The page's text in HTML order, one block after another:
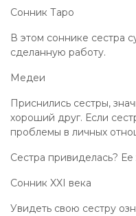
Сонник Таро
В этом соннике сестра
сделанную работу.
Медеи
Приснились сестры,
хороший друг. Если
проблемы в личных
Сестра привиделась?
Сонник XXI века
Увидеть свою сестру